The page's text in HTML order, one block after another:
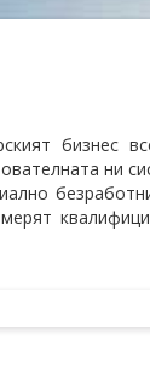
бизнес
ни